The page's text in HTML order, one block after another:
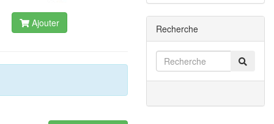
Ajouter
Recherche